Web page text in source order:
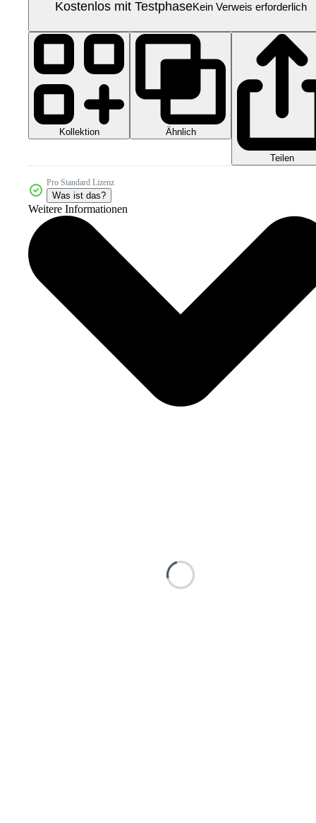
Kostenlos mit TestphaseKein Verweis erforderlich
Kollektion Ähnlich
Teilen
Pro Standard Lizenz
Was ist das?
Weitere Informationen